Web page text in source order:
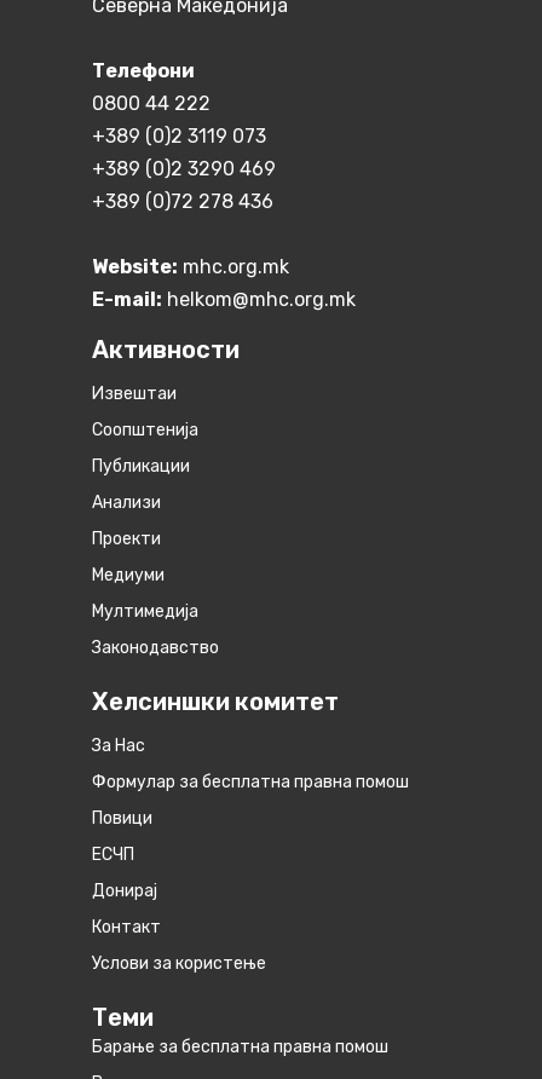
Северна Македонија
Телефони
0800 44 222
+389 (0)2 3119 073
+389 (0)2 3290 469
+389 (0)72 278 436
Website: mhc.org.mk
E-mail: helkom@mhc.org.mk
Активности
Извештаи
Соопштенија
Публикации
Анализи
Проекти
Медиуми
Мултимедија
Законодавство
Хелсиншки комитет
За Нас
Формулар за бесплатна правна помош
Повици
ЕСЧП
Донирај
Контакт
Услови за користење
Теми
Барање за бесплатна правна помош